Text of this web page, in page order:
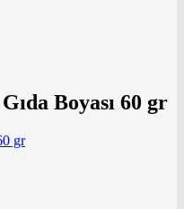
Boyası 60 gr
gr